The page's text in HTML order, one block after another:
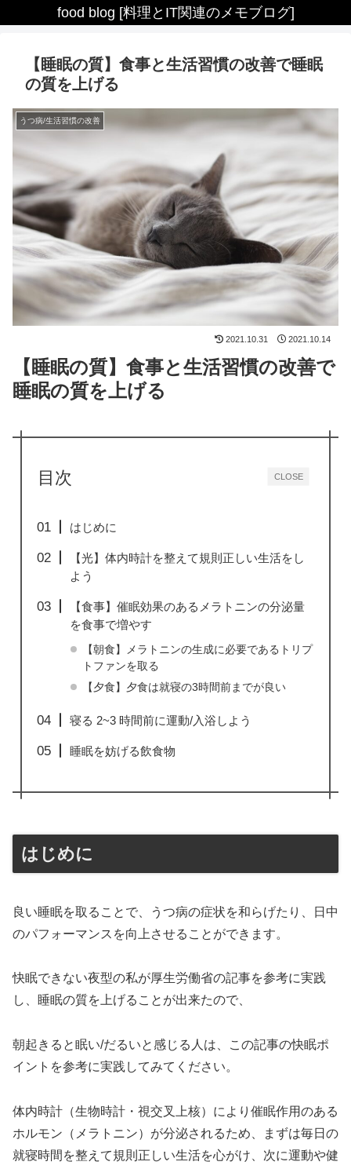
food blog [料理とIT関連のメモブログ]
【睡眠の質】食事と生活習慣の改善で睡眠
の質を上げる
うつ病/生活習慣の改善
2021.10.31 2021.10.14
【睡眠の質】食事と生活習慣の改善で
睡眠の質を上げる
CLOSE
目次
はじめに
【光】体内時計を整えて規則正しい生活をし
よう
【食事】催眠効果のあるメラトニンの分泌量
を食事で増やす
【朝食】メラトニンの生成に必要であるトリプ
トファンを取る
【夕食】夕食は就寝の3時間前までが良い
寝る 2~3 時間前に運動/入浴しよう
睡眠を妨げる飲食物
はじめに
良い睡眠を取ることで、うつ病の症状を和らげたり、日中
のパフォーマンスを向上させることができます。
快眠できない夜型の私が厚生労働省の記事を参考に実践
し、睡眠の質を上げることが出来たので、
朝起きると眠い/だるいと感じる人は、この記事の快眠ポ
イントを参考に実践してみてください。
体内時計（生物時計・視交叉上核）により催眠作用のある
ホルモン（メラトニン）が分泌されるため、まずは毎日の
就寝時間を整えて規則正しい生活を心がけ、次に運動や健